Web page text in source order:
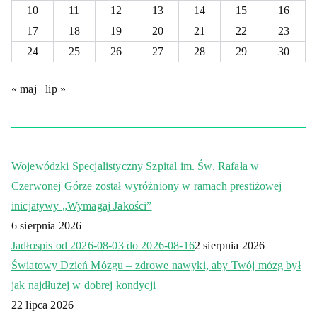
10
11 12 13 14 15
16
17
18 19 20 21 22
23
24
25 26 27 28 29 30
« maj lip »
Wojewódzki Specjalistyczny Szpital im. Św. Rafała w
Czerwonej Górze został wyróżniony w ramach prestiżowej
inicjatywy „Wymagaj Jakości”
6 sierpnia 2026
Jadłospis od 2026-08-03 do 2026-08-162 sierpnia 2026
Światowy Dzień Mózgu – zdrowe nawyki, aby Twój mózg był
jak najdłużej w dobrej kondycji
22 lipca 2026